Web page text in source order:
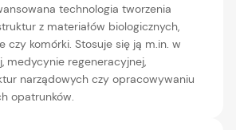
technologia tworzenia
z materiałów biologicznych,
czy komórki. Stosuje się ją m.in. w
medycynie regeneracyjnej,
narządowych czy opracowywaniu
opatrunków.